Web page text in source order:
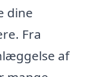
dine
Fra
af